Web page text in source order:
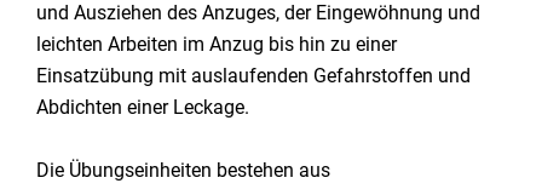
und Ausziehen des Anzuges, der Eingewöhnung und
leichten Arbeiten im Anzug bis hin zu einer
Einsatzübung mit auslaufenden Gefahrstoffen und
Abdichten einer Leckage.
Die Übungseinheiten bestehen aus